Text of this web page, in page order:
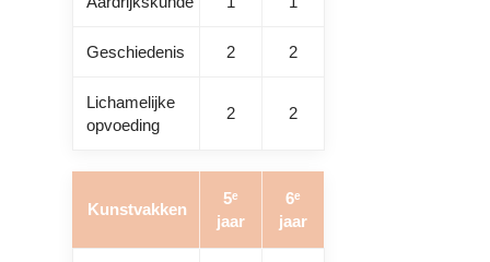
Geschiedenis 2 2
Lichamelijke
opvoeding
2 2
Kunstvakken
5ᵉ
jaar
6ᵉ
jaar